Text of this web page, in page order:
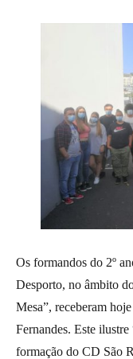
Os formandos do 2º
Desporto, no âmbito
Mesa”, receberam
Fernandes. Este
formação do CD São